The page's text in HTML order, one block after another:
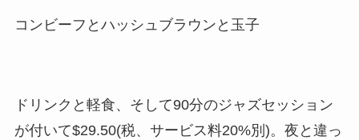
コンビーフとハッシュブラウンと玉子
ドリンクと軽食、そして90分のジャズセッション
が付いて$29.50(税、サービス料20%別)。夜と違っ